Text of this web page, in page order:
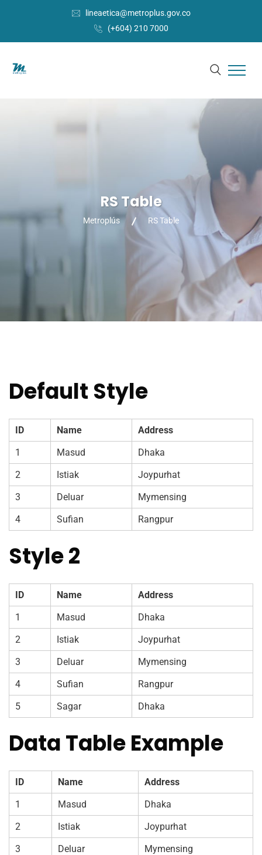
lineaetica@metroplus.gov.co
(+604) 210 7000
RS Table
Metroplús RS Table
Default Style
ID Name
Address
1
Masud
Dhaka
2
Istiak
Joypurhat
3
Deluar
Mymensing
4
Sufian Rangpur
Style 2
ID Name
Address
1
Masud
Dhaka
2
Istiak
Joypurhat
3
Deluar
Mymensing
4
Sufian
Rangpur
5
Sagar Dhaka
Data Table Example
ID Name
Address
1
Masud
Dhaka
2
Istiak
Joypurhat
3
Deluar
Mymensing